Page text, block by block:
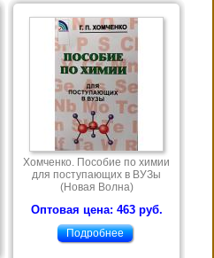
Хомченко. Пособие по химии
для поступающих в ВУЗы
(Новая Волна)
Оптовая цена: 463 руб.
Подробнее